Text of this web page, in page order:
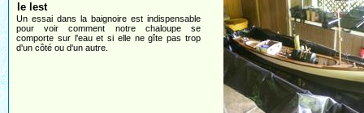
le lest
Un essai dans la baignoire est indispensable
pour voir comment notre chaloupe se
comporte sur l'eau et si elle ne gîte pas trop
d'un côté ou d'un autre.